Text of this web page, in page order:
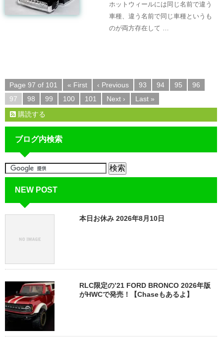
ホットウィールには同じ名前で違う
車種、違う名前で同じ車種というも
のが両方存在して …
Page 97 of 101 « First ‹ Previous 93 94 95
96
97
98 99 100 101 Next ›
Last »
購読する
ブログ内検索
NEW POST
本日お休み 2026年8月10日
RLC限定の’21 FORD BRONCO 2026年版
がHWCで発売！【Chaseもあるよ】